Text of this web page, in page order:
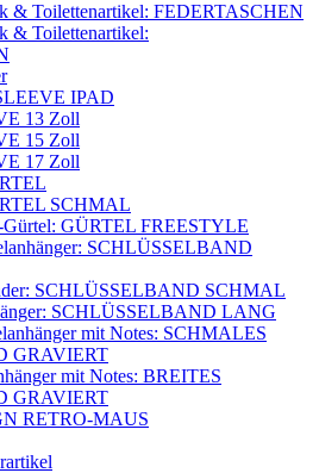
& Toilettenartikel: FEDERTASCHEN
& Toilettenartikel:
IPAD
13 Zoll
15 Zoll
17 Zoll
SCHMAL
Gürtel: GÜRTEL FREESTYLE
SCHLÜSSELBAND
SCHLÜSSELBAND SCHMAL
SCHLÜSSELBAND LANG
mit Notes: SCHMALES
GRAVIERT
mit Notes: BREITES
GRAVIERT
RETRO-MAUS